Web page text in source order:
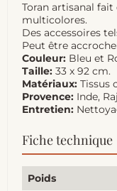
Toran artisanal
multicolores.
Des accessoires
Peut être
Couleur: Bleu et
Taille: 33 x 92 cm.
Matériaux: Tissus
Provence: Inde,
Entretien:
Fiche technique
Poids